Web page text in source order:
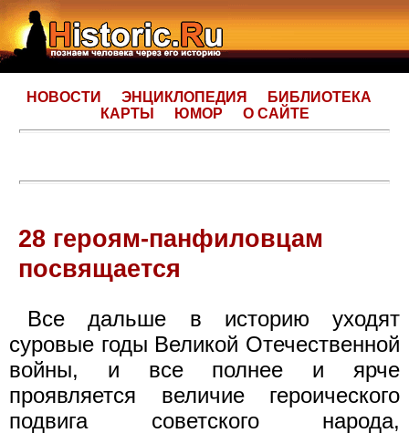
НОВОСТИ ЭНЦИКЛОПЕДИЯ
БИБЛИОТЕКА
КАРТЫ
ЮМОР О САЙТЕ
28 героям-панфиловцам
посвящается
Все дальше в историю уходят
суровые годы Великой Отечественной
войны, и все полнее и ярче
проявляется величие героического
подвига советского народа,